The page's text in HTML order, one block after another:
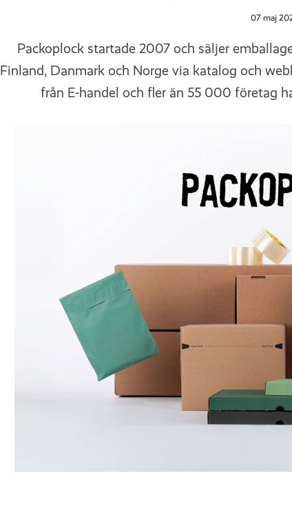
07 maj
Packoplock startade 2007 och säljer
Finland, Danmark och Norge via katalog och
från E-handel och fler än 55 000 företag